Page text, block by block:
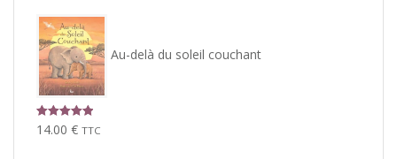
Au-delà du soleil couchant
Note 5.00
14.00 € TTC